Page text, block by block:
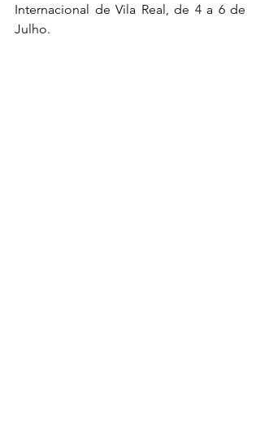
Internacional de Vila Real, de 4 a 6 de
Julho.